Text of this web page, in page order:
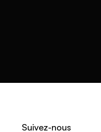
Suivez-nous